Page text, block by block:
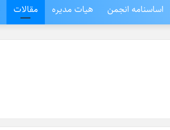
اساسنامه انجمن هیات مدیره مقالات